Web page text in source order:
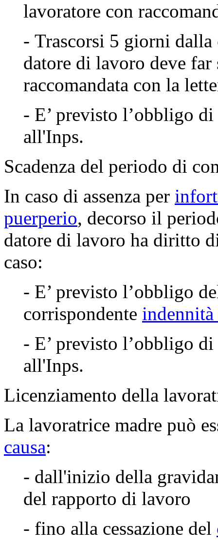
lavoratore con
- Trascorsi 5 giorni dalla
datore di lavoro deve far
raccomandata con la
- E’ previsto l’obbligo di
all'Inps.
Scadenza del periodo di
In caso di assenza per
puerperio, decorso il
datore di lavoro ha diritto
caso:
- E’ previsto l’obbligo
corrispondente
- E’ previsto l’obbligo di
all'Inps.
Licenziamento della
La lavoratrice madre può
causa:
- dall'inizio della
del rapporto di lavoro
- fino alla cessazione del